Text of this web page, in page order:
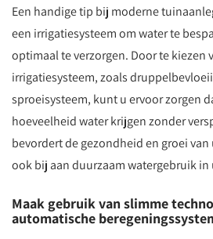
Een handige tip bij moderne
een irrigatiesysteem om water te
optimaal te verzorgen. Door te kiezen
irrigatiesysteem, zoals
sproeisysteem, kunt u ervoor zorgen
hoeveelheid water krijgen zonder
bevordert de gezondheid en groei
ook bij aan duurzaam watergebruik in
Maak gebruik van slimme
automatische